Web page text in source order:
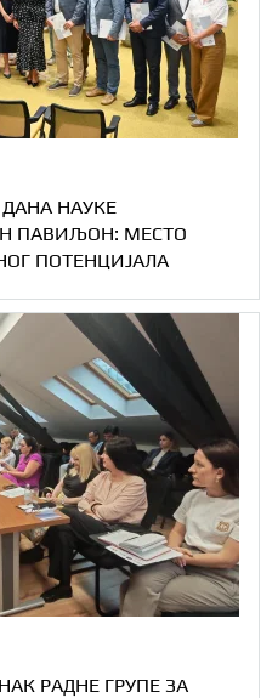
НАУКЕ
ПАВИЉОН: МЕСТО
ПОТЕНЦИЈАЛА
РАДНЕ ГРУПЕ ЗА